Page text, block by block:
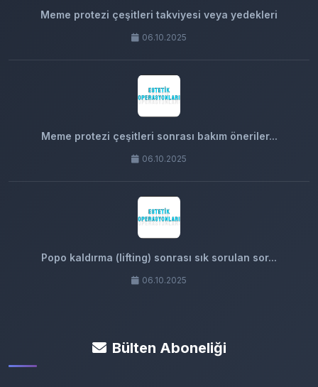
Meme protezi çeşitleri takviyesi veya yedekleri
06.10.2025
Meme protezi çeşitleri sonrası bakım öneriler...
06.10.2025
Popo kaldırma (lifting) sonrası sık sorulan sor...
06.10.2025
Bülten Aboneliği